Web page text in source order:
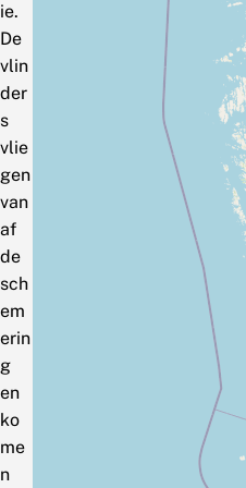
ie.
De
vlin
der
s
vlie
gen
van
af
de
sch
em
erin
g
en
ko
me
n